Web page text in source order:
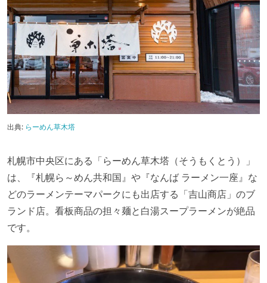
出典: らーめん草木塔
札幌市中央区にある「らーめん草木塔（そうもくとう）」
は、『札幌ら～めん共和国』や『なんば ラーメン一座』な
どのラーメンテーマパークにも出店する「吉山商店」のブ
ランド店。看板商品の担々麺と白湯スープラーメンが絶品
です。